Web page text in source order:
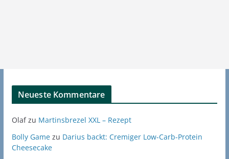
Neueste Kommentare
Olafzu Martinsbrezel XXL – Rezept
Bolly Gamezu Darius backt: Cremiger Low-Carb-Protein
Cheesecake